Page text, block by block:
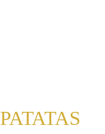
PATATAS